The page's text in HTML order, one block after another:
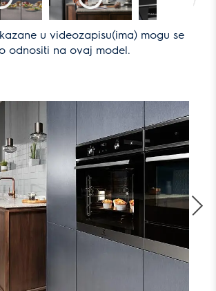
u videozapisu(ima) mogu se
odnositi na ovaj model.